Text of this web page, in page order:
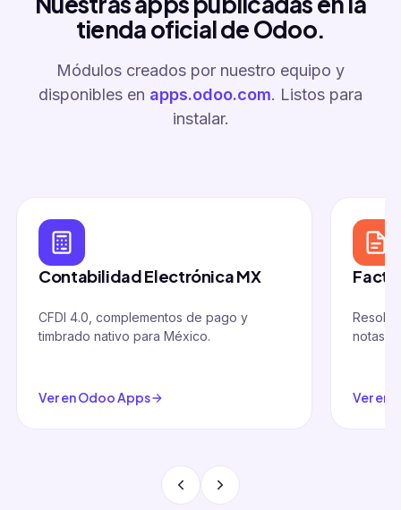
tienda oficial de Odoo.
Módulos creados por nuestro equipo y
disponibles en apps.odoo.com. Listos para
instalar.
Contabilidad Electrónica MX
CFDI 4.0, complementos de pago y
timbrado nativo para México.
Ver en Odoo Apps
notas
Ver en